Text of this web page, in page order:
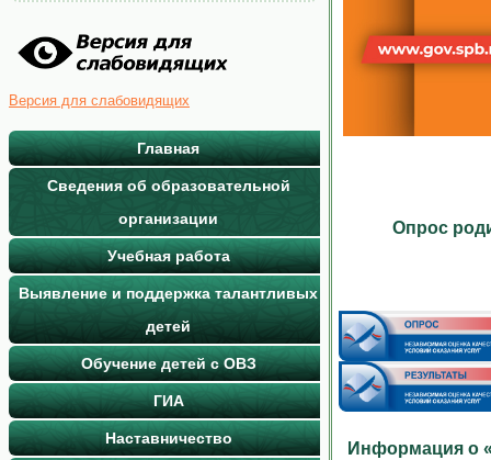
Версия для слабовидящих
Главная
Сведения об образовательной
организации
Учебная работа
Выявление и поддержка талантливых
детей
Обучение детей с ОВЗ
ГИА
Наставничество
Опрос
Информация о